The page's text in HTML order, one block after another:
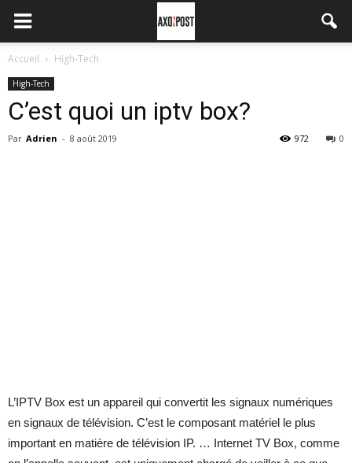
Accueil High-Tech
High-Tech
C’est quoi un iptv box?
Par Adrien - 8 août 2019 0
972
L’IPTV Box est un appareil qui convertit les signaux numériques
en signaux de télévision. C’est le composant matériel le plus
important en matière de télévision IP. … Internet TV Box, comme